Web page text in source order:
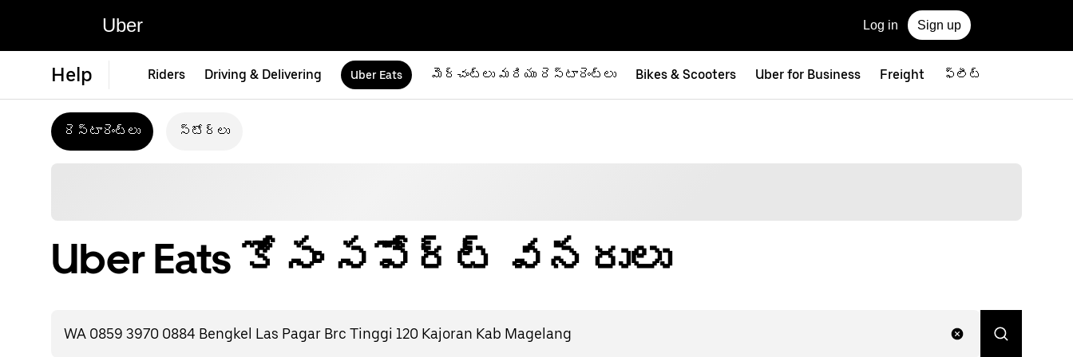
Uber Log in Sign up
Help Riders Driving & Delivering Uber Eats మెర్చంట్‌లు మరియు రెస్టారెంట్‌లు Bikes & Scooters Uber for Business Freight ఫ్లీట్
రెస్టారెంట్‌లు స్టోర్‌లు
Uber Eats కోసం సపోర్ట్ వనరులు